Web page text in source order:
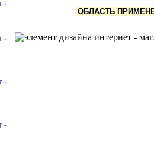
ОБЛАСТЬ